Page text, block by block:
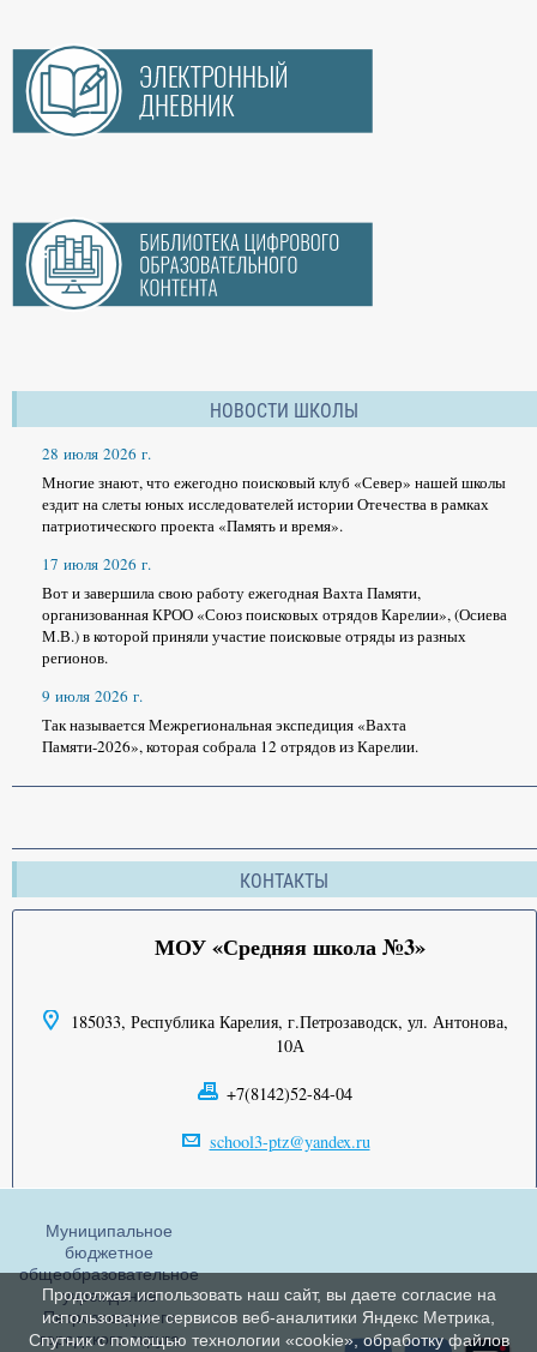
НОВОСТИ ШКОЛЫ
28 июля 2026 г.
Многие знают, что ежегодно поисковый клуб «Север» нашей школы
ездит на слеты юных исследователей истории Отечества в рамках
патриотического проекта «Память и время».
17 июля 2026 г.
Вот и завершила свою работу ежегодная Вахта Памяти,
организованная КРОО «Союз поисковых отрядов Карелии», (Осиева
М.В.) в которой приняли участие поисковые отряды из разных
регионов.
9 июля 2026 г.
Так называется Межрегиональная экспедиция «Вахта
Памяти-2026», которая собрала 12 отрядов из Карелии.
КОНТАКТЫ
МОУ «Средняя школа №3»
185033, Республика Карелия, г.Петрозаводск, ул. Антонова,
10А
+7(8142)52-84-04
school3-ptz@yandex.ru
Муниципальное
бюджетное
общеобразовательное
учреждение
Петрозаводского
городского округа
Продолжая использовать наш сайт, вы даете согласие на
использование сервисов веб-аналитики Яндекс Метрика,
Спутник с помощью технологии «cookie», обработку файлов